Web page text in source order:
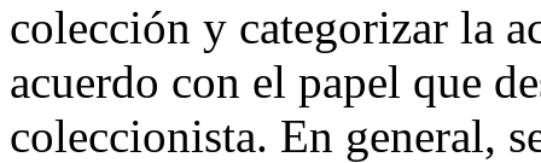
colección y categorizar la
acuerdo con el papel que
coleccionista. En general,